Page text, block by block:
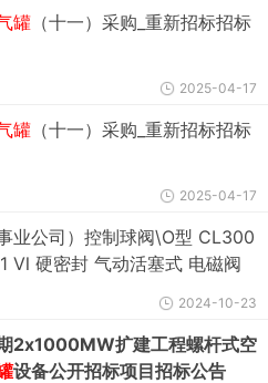
罐 （十一）采购_重新招标招标
2025-04-17
罐 （十一）采购_重新招标招标
2025-04-17
业公司）控制球阀\O型 CL300
Ⅵ 硬密封 气动活塞式 电磁阀
2024-10-23
2x1000MW扩建工程螺杆式空
设备公开招标项目招标公告